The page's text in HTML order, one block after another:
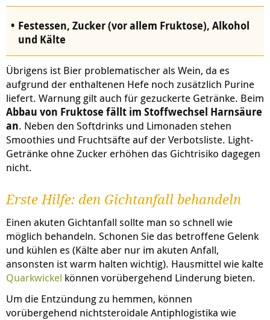
Festessen, Zucker (vor allem Fruktose), Alkohol
und Kälte
Übrigens ist Bier problematischer als Wein, da es
aufgrund der enthaltenen Hefe noch zusätzlich Purine
liefert. Warnung gilt auch für gezuckerte Getränke. Beim
Abbau von Fruktose fällt im Stoffwechsel Harnsäure
an. Neben den Softdrinks und Limonaden stehen
Smoothies und Fruchtsäfte auf der Verbotsliste. Light-
Getränke ohne Zucker erhöhen das Gichtrisiko dagegen
nicht.
Erste Hilfe: den Gichtanfall behandeln
Einen akuten Gichtanfall sollte man so schnell wie
möglich behandeln. Schonen Sie das betroffene Gelenk
und kühlen es (Kälte aber nur im akuten Anfall,
ansonsten ist warm halten wichtig). Hausmittel wie kalte
Quarkwickel können vorübergehend Linderung bieten.
Um die Entzündung zu hemmen, können
vorübergehend nichtsteroidale Antiphlogistika wie